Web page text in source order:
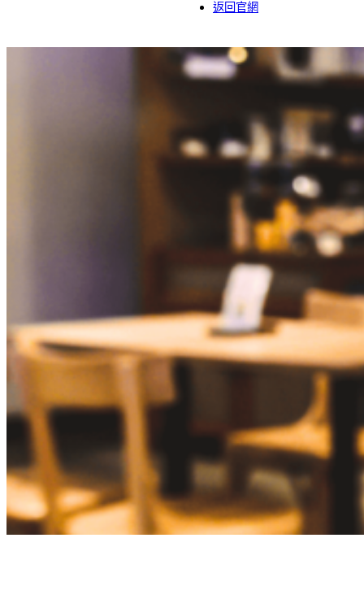
返回官網